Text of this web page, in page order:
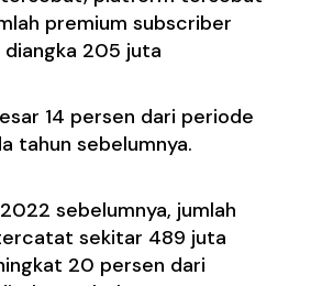
premium subscriber
205 juta
14 persen dari periode
tahun sebelumnya.
sebelumnya, jumlah
sekitar 489 juta
20 persen dari